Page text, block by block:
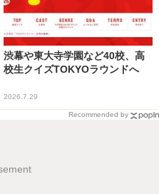
渋幕や東大寺学園など40校、高
校生クイズTOKYOラウンドへ
2026.7.29
Recommended by